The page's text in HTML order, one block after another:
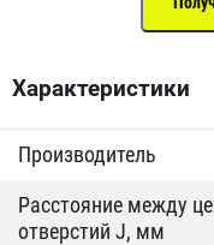
Характеристики
Производитель
Расстояние между
отверстий J, мм